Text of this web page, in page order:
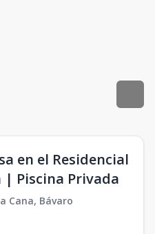
en el Residencial
| Piscina Privada
Cana, Bávaro